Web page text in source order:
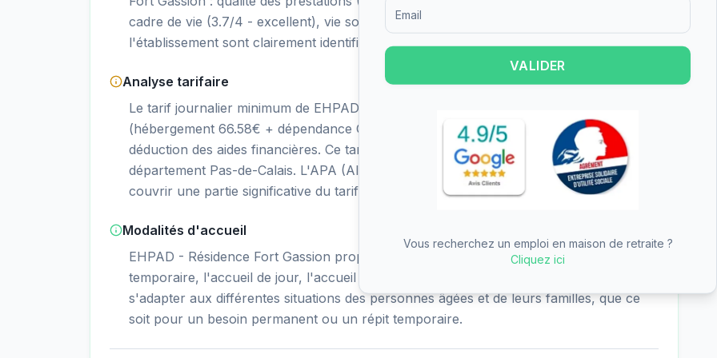
cadre de vie (3.7/4 - excellent), vie sociale (4.0/4 - excellent). Les points forts de
l'établissement sont clairement identifiés dans les critères les mieux notés.
Analyse tarifaire
Le tarif journalier minimum de EHPAD - Résidence Fort Gassion est de 72.68€/jour
(hébergement 66.58€ + dépendance GIR 5/6 6.10€), soit environ 2217€ par mois avant
déduction des aides financières. Ce tarif se situe dans la moyenne des EHPAD du
département Pas-de-Calais. L'APA (Allocation Personnalisée d'Autonomie) peut
couvrir une partie significative du tarif dépendance.
Modalités d'accueil
EHPAD - Résidence Fort Gassion propose l'hébergement permanent, l'hébergement
temporaire, l'accueil de jour, l'accueil de nuit. Cette diversité d'offres permet de
s'adapter aux différentes situations des personnes âgées et de leurs familles, que ce
soit pour un besoin permanent ou un répit temporaire.
VALIDER
Vous recherchez un emploi en maison de retraite ?
Cliquez ici